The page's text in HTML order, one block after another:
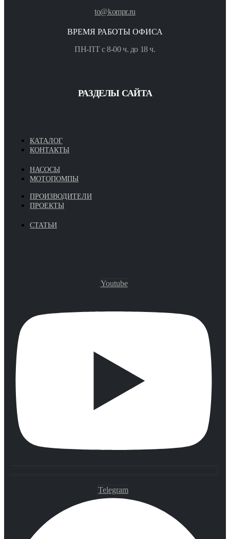
to@kompr.ru
ВРЕМЯ РАБОТЫ ОФИСА
ПН-ПТ с 8-00 ч. до 18 ч.
РАЗДЕЛЫ САЙТА
КАТАЛОГ
КОНТАКТЫ
НАСОСЫ
МОТОПОМПЫ
ПРОИЗВОДИТЕЛИ
ПРОЕКТЫ
СТАТЬИ
Youtube
Telegram